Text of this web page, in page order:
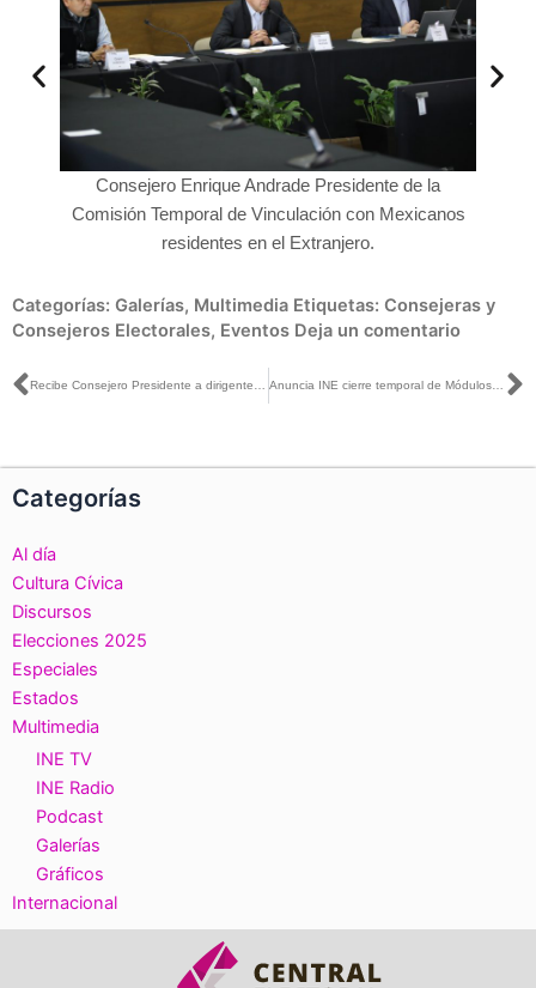
Consejero Enrique Andrade Presidente de la
Comisión Temporal de Vinculación con Mexicanos
residentes en el Extranjero.
Categorías: Galerías, Multimedia Etiquetas: Consejeras y
Consejeros Electorales, Eventos Deja un comentario
Ant Anuncia INE cierre temporal de Módulos de Atención Ciudadana para prevenir contagios por virus COVID-19
Categorías
Al día
Cultura Cívica
Discursos
Elecciones 2025
Especiales
Estados
Multimedia
INE TV
INE Radio
Podcast
Galerías
Gráficos
Internacional